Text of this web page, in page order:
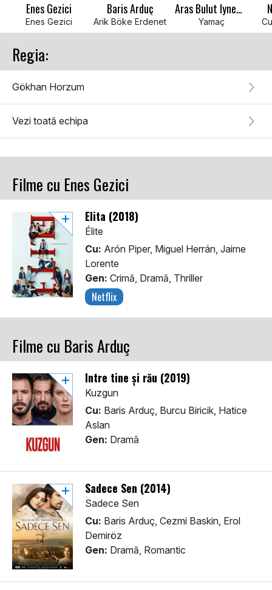
Enes Gezici
Enes Gezici
Baris Arduç
Arik Böke Erdenet
Aras Bulut Iynemli
Yamaç
Regia:
Gökhan Horzum
Vezi toată echipa
Filme cu Enes Gezici
Elita (2018)
Élite
Cu: Arón Piper, Miguel Herrán, Jaime
Lorente
Gen: Crimă, Dramă, Thriller
Netflix
Filme cu Baris Arduç
Intre tine și rău (2019)
Kuzgun
Cu: Baris Arduç, Burcu Biricik, Hatice
Aslan
Gen: Dramă
Sadece Sen (2014)
Sadece Sen
Cu: Baris Arduç, Cezmi Baskin, Erol
Demiröz
Gen: Dramă, Romantic